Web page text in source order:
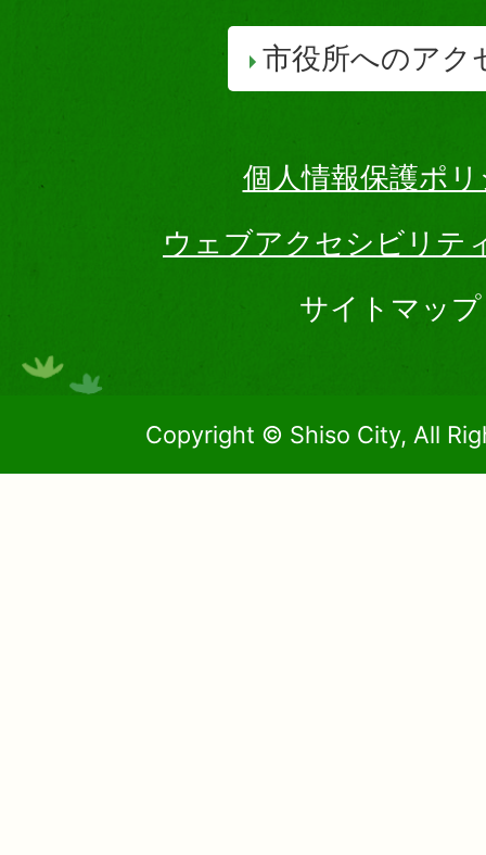
市役所へのアク
個人情報保護ポ
ウェブアクセシビリテ
サイトマップ
Copyright © Shiso City, All